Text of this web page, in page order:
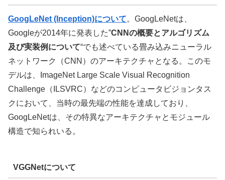
GoogLeNet (Inception)について。GoogLeNetは、
Googleが2014年に発表した”CNNの概要とアルゴリズム
及び実装例について“でも述べている畳み込みニューラル
ネットワーク（CNN）のアーキテクチャとなる。このモ
デルは、ImageNet Large Scale Visual Recognition
Challenge（ILSVRC）などのコンピュータビジョンタス
クにおいて、当時の最先端の性能を達成しており、
GoogLeNetは、その特異なアーキテクチャとモジュール
構造で知られいる。
VGGNetについて